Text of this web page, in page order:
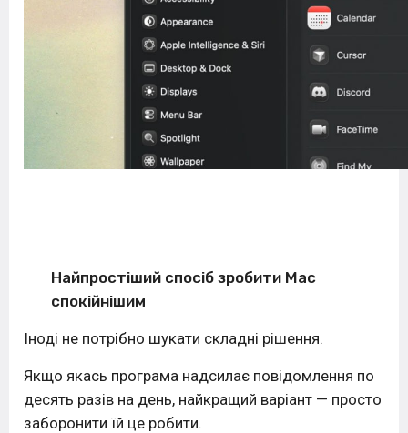
Найпростіший спосіб зробити Mac
спокійнішим
Іноді не потрібно шукати складні рішення.
Якщо якась програма надсилає повідомлення по
десять разів на день, найкращий варіант — просто
заборонити їй це робити.